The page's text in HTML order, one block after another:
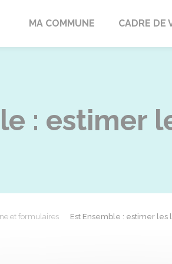
Heutrégiville
MA COMMUNE CADRE DE
: estimer
et formulaires Est Ensemble : estimer